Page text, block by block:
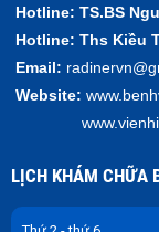
Hotline: TS.BS
Hotline: Ths Kiều
Email:
Website:
LỊCH KHÁM CHỮA